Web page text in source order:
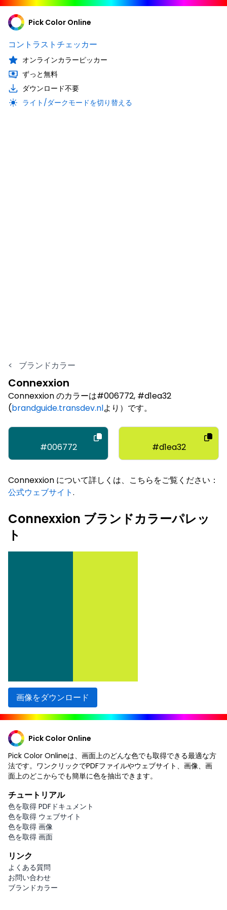
Pick Color Online
コントラストチェッカー
オンラインカラーピッカー
ずっと無料
ダウンロード不要
ライト/ダークモードを切り替える
< ブランドカラー
Connexxion
Connexxion のカラーは#006772, #d1ea32
(brandguide.transdev.nlより）です。
#006772 #d1ea32
Connexxion について詳しくは、こちらをご覧ください：
公式ウェブサイト.
Connexxion ブランドカラーパレッ
ト
画像をダウンロード
Pick Color Online
Pick Color Onlineは、画面上のどんな色でも取得できる最適な方
法です。ワンクリックでPDFファイルやウェブサイト、画像、画
面上のどこからでも簡単に色を抽出できます。
チュートリアル
色を取得 PDFドキュメント
色を取得 ウェブサイト
色を取得 画像
色を取得 画面
リンク
よくある質問
お問い合わせ
ブランドカラー